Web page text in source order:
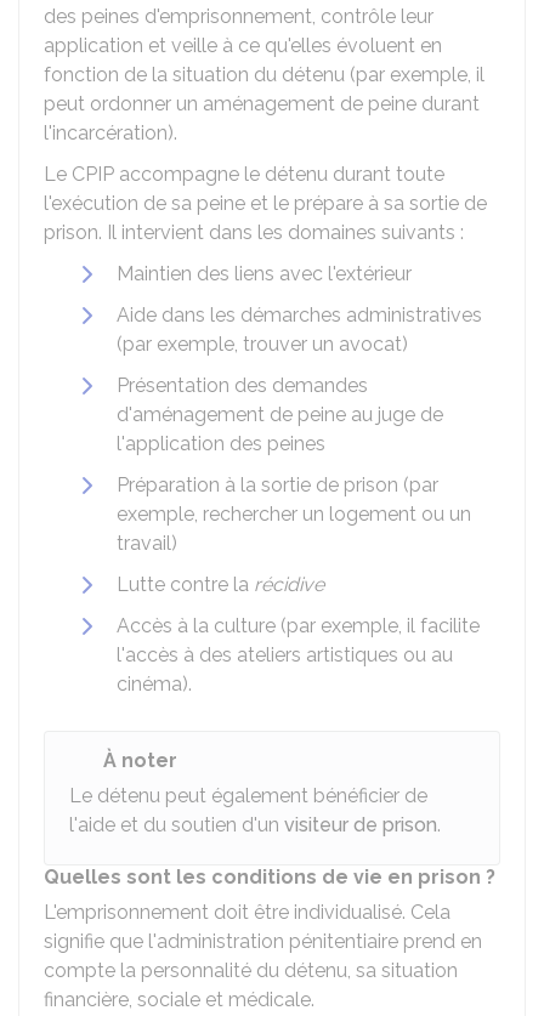
des peines d'emprisonnement, contrôle leur
application et veille à ce qu'elles évoluent en
fonction de la situation du détenu (par exemple, il
peut ordonner un aménagement de peine durant
l'incarcération).
Le CPIP accompagne le détenu durant toute
l'exécution de sa peine et le prépare à sa sortie de
prison. Il intervient dans les domaines suivants :
Maintien des liens avec l'extérieur
Aide dans les démarches administratives
(par exemple, trouver un avocat)
Présentation des demandes
d'aménagement de peine au juge de
l'application des peines
Préparation à la sortie de prison (par
exemple, rechercher un logement ou un
travail)
Lutte contre la récidive
Accès à la culture (par exemple, il facilite
l'accès à des ateliers artistiques ou au
cinéma).
À noter
Le détenu peut également bénéficier de
l'aide et du soutien d'un visiteur de prison.
Quelles sont les conditions de vie en prison ?
L'emprisonnement doit être individualisé. Cela
signifie que l'administration pénitentiaire prend en
compte la personnalité du détenu, sa situation
financière, sociale et médicale.